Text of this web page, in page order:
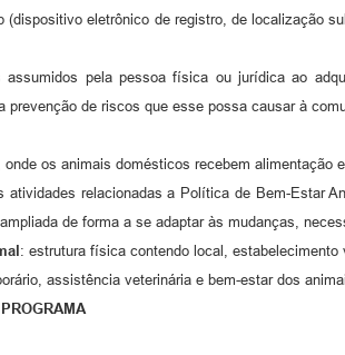
(dispositivo eletrônico de registro, de localização
assumidos pela pessoa física ou jurídica ao
de riscos que esse possa causar à
os animais domésticos recebem alimentação
atividades relacionadas a Política de Bem-Estar
de forma a se adaptar às mudanças,
: estrutura física contendo local,
assistência veterinária e bem-estar dos